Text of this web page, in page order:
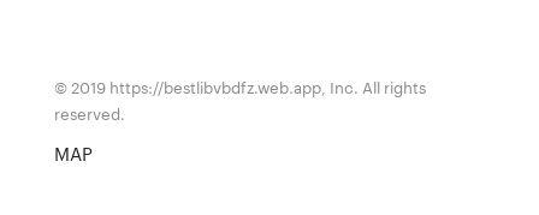
© 2019 https://bestlibvbdfz.web.app, Inc. All rights
reserved.
MAP